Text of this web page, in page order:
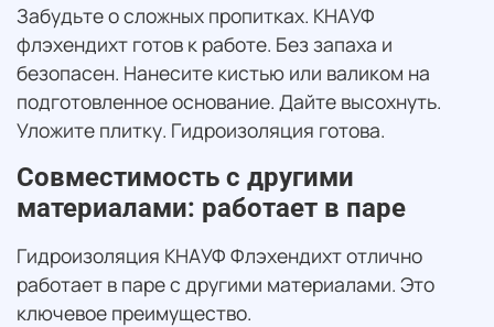
Забудьте о сложных пропитках. КНАУФ
флэхендихт готов к работе. Без запаха и
безопасен. Нанесите кистью или валиком на
подготовленное основание. Дайте высохнуть.
Уложите плитку. Гидроизоляция готова.
Совместимость с другими
материалами: работает в паре
Гидроизоляция КНАУФ Флэхендихт отлично
работает в паре с другими материалами. Это
ключевое преимущество.